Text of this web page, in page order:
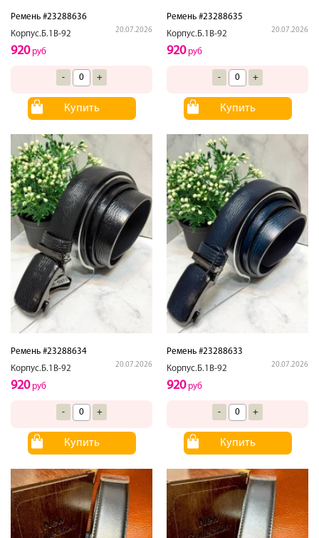
Ремень #23288636
Корпус.Б.1В-92
20.07.2026
920руб
- +
Купить
Ремень #23288635
Корпус.Б.1В-92
20.07.2026
920руб
- +
Купить
Ремень #23288634
Корпус.Б.1В-92
20.07.2026
920руб
- +
Купить
Ремень #23288633
Корпус.Б.1В-92
20.07.2026
920руб
- +
Купить